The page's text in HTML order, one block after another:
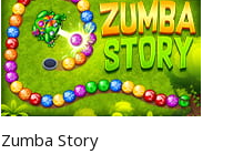
Zumba Story